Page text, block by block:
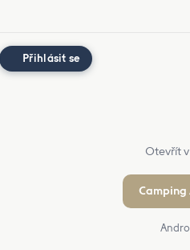
Přihlásit se
Otevřít
Camping